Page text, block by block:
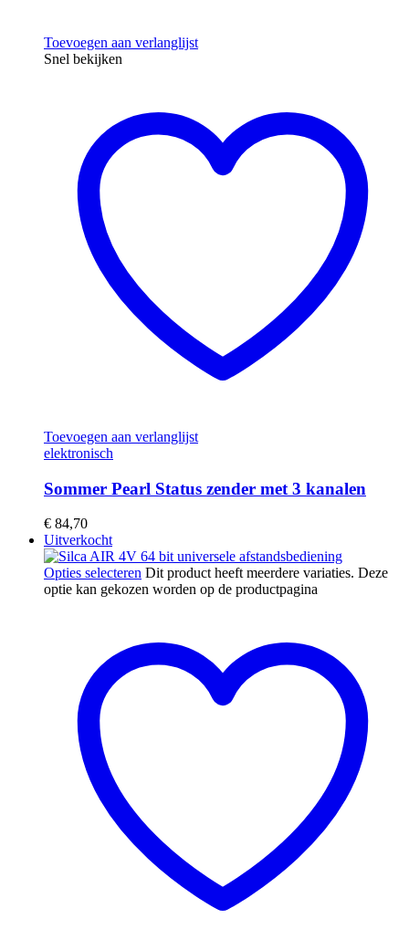
Toevoegen aan verlanglijst
Snel bekijken
Toevoegen aan verlanglijst
elektronisch
Sommer Pearl Status zender met 3 kanalen
€ 84,70
Uitverkocht
Opties selecteren Dit product heeft meerdere variaties. Deze
optie kan gekozen worden op de productpagina